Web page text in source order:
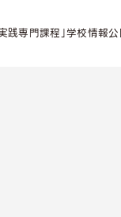
践専門課程」学校情報